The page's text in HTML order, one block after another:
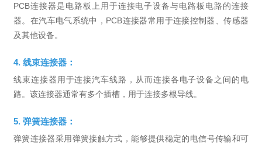
PCB连接器是电路板上用于连接电子设备与电路板电路的连接
器。在汽车电气系统中，PCB连接器常用于连接控制器、传感器
及其他设备。
4. 线束连接器：
线束连接器用于连接汽车线路，从而连接各电子设备之间的电
路。该连接器通常有多个插槽，用于连接多根导线。
5. 弹簧连接器：
弹簧连接器采用弹簧接触方式，能够提供稳定的电信号传输和可